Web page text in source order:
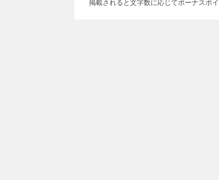
掲載されると文字数に応じてボーナスポ